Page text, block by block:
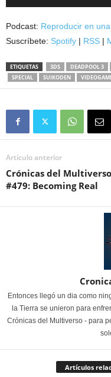
Podcast: Reproducir en
Suscríbete: Spotify | RSS |
ETIQUETAS 3DS DEADPOOL 3
SPECIAL
SUIKODEN
Artículo anterior
Crónicas del Multiverso
#479: Becoming Real
Entonces llegó un dia como
la Tierra se unieron para
Crónicas del Multiverso - para
Artículos